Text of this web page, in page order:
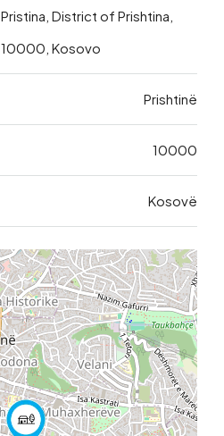
Pristina, District of Prishtina,
10000, Kosovo
Prishtinë
10000
Kosovë